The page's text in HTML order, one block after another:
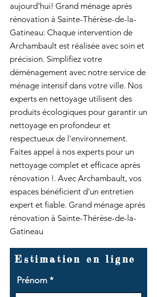
aujourd'hui! Grand ménage aprés
rénovation à Sainte-Thérèse-de-la-
Gatineau: Chaque intervention de
Archambault est réalisée avec soin et
précision. Simplifiez votre
déménagement avec notre service de
ménage intensif dans votre ville. Nos
experts en nettoyage utilisent des
produits écologiques pour garantir un
nettoyage en profondeur et
respectueux de l'environnement.
Faites appel à nos experts pour un
nettoyage complet et efficace après
rénovation !. Avec Archambault, vos
espaces bénéficient d'un entretien
expert et fiable. Grand ménage aprés
rénovation à Sainte-Thérèse-de-la-
Gatineau
Estimation en ligne
Prénom